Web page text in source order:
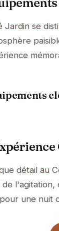
Jardin se
détail au
de
une nuit